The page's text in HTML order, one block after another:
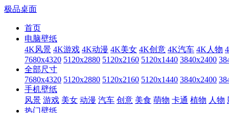
极品桌面
首页
电脑壁纸
4K风景 4K游戏 4K动漫 4K美女 4K创意 4K汽车 4K人物
7680x4320 5120x2880 5120x2160 5120x1440 3840x2400
全部尺寸
7680x4320 5120x2880 5120x2160 5120x1440 3840x2400
手机壁纸
风景 游戏 美女 动漫 汽车 创意 美食 萌物 卡通 植物 人物
热门壁纸